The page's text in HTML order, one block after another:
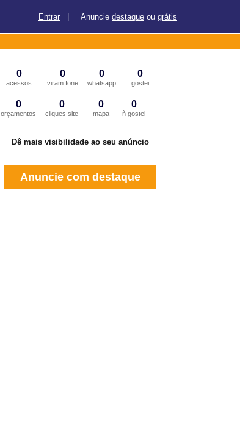
Entrar Anuncie destaque ou grátis
0
acessos
0
viram fone
0
whatsapp
0
gostei
0
orçamentos
0
cliques site
0
mapa
0
ñ gostei
Dê mais visibilidade ao seu anúncio
Anuncie com destaque